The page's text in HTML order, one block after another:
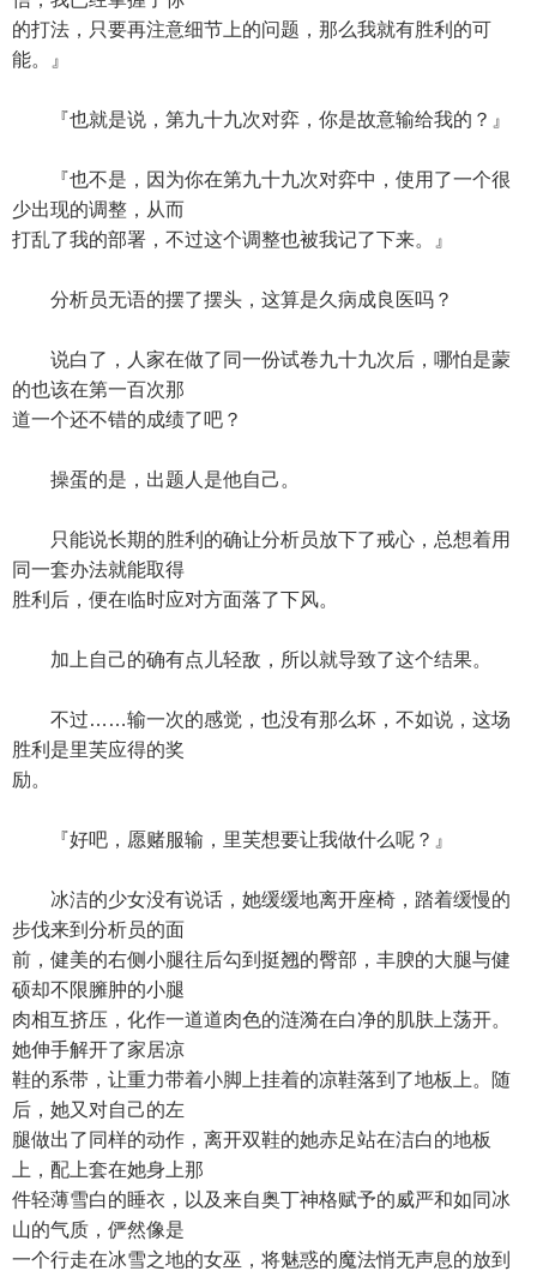
的打法，只要再注意细节上的问题，那么我就有胜利的可
能。』
『也就是说，第九十九次对弈，你是故意输给我的？』
『也不是，因为你在第九十九次对弈中，使用了一个很
少出现的调整，从而
打乱了我的部署，不过这个调整也被我记了下来。』
分析员无语的摆了摆头，这算是久病成良医吗？
说白了，人家在做了同一份试卷九十九次后，哪怕是蒙
的也该在第一百次那
道一个还不错的成绩了吧？
操蛋的是，出题人是他自己。
只能说长期的胜利的确让分析员放下了戒心，总想着用
同一套办法就能取得
胜利后，便在临时应对方面落了下风。
加上自己的确有点儿轻敌，所以就导致了这个结果。
不过……输一次的感觉，也没有那么坏，不如说，这场
胜利是里芙应得的奖
励。
『好吧，愿赌服输，里芙想要让我做什么呢？』
冰洁的少女没有说话，她缓缓地离开座椅，踏着缓慢的
步伐来到分析员的面
前，健美的右侧小腿往后勾到挺翘的臀部，丰腴的大腿与健
硕却不限臃肿的小腿
肉相互挤压，化作一道道肉色的涟漪在白净的肌肤上荡开。
她伸手解开了家居凉
鞋的系带，让重力带着小脚上挂着的凉鞋落到了地板上。随
后，她又对自己的左
腿做出了同样的动作，离开双鞋的她赤足站在洁白的地板
上，配上套在她身上那
件轻薄雪白的睡衣，以及来自奥丁神格赋予的威严和如同冰
山的气质，俨然像是
一个行走在冰雪之地的女巫，将魅惑的魔法悄无声息的放到